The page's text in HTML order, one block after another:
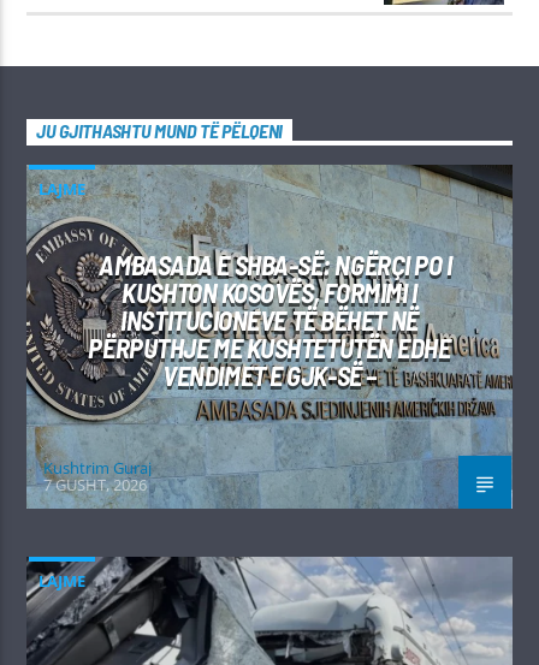
JU GJITHASHTU MUND TË PËLQENI
LAJME
AMBASADA E SHBA-SË: NGËRÇI PO I
KUSHTON KOSOVËS, FORMIMI I
INSTITUCIONEVE TË BËHET NË
PËRPUTHJE ME KUSHTETUTËN EDHE
VENDIMET E GJK-SË –
Kushtrim Guraj
7 GUSHT, 2026
LAJME